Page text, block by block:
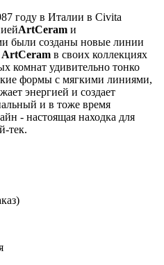
году в Италии в Сivita
ArtCeram и
были созданы новые линии
ArtCeram в своих коллекциях
комнат удивительно тонко
формы с мягкими линиями,
энергией и создает
и в тоже время
- настоящая находка для
тек.